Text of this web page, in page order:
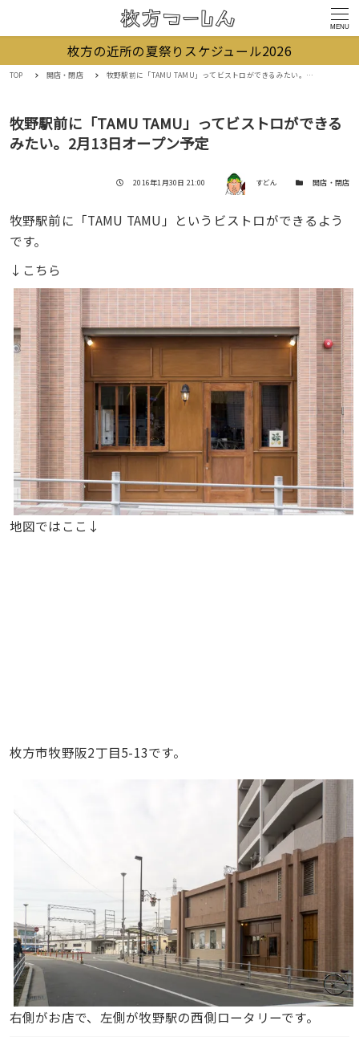
MENU
枚方の近所の夏祭りスケジュール2026
TOP 開店・閉店 牧野駅前に「TAMU TAMU」ってビストロができるみたい。2月13日オープン予定
牧野駅前に「TAMU TAMU」ってビストロができる
みたい。2月13日オープン予定
投稿日
2016年1月30日 21:00 著者 すどん カテゴリー開店・閉店
牧野駅前に「TAMU TAMU」というビストロができるよう
です。
↓こちら
地図ではここ↓
枚方市牧野阪2丁目5-13です。
右側がお店で、左側が牧野駅の西側ロータリーです。